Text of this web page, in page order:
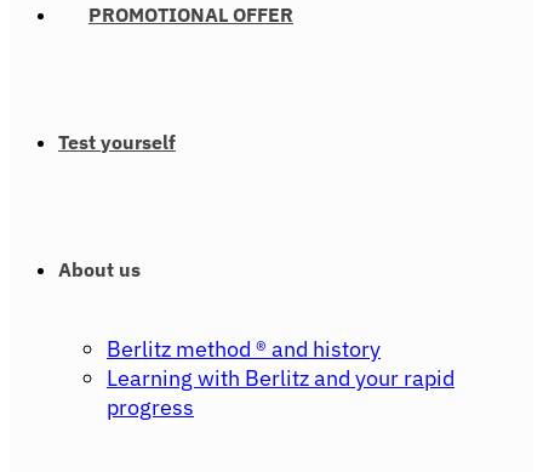
PROMOTIONAL OFFER
Test yourself
About us
Berlitz method ® and history
Learning with Berlitz and your rapid
progress